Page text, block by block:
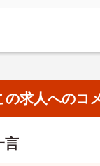
の求人へのコ
言